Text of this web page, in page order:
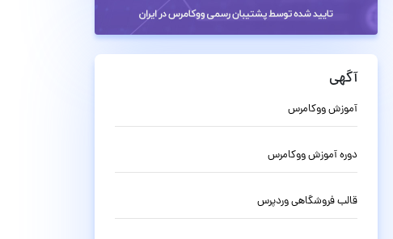
آگهی
آموزش ووکامرس
دوره آموزش ووکامرس
قالب فروشگاهی وردپرس